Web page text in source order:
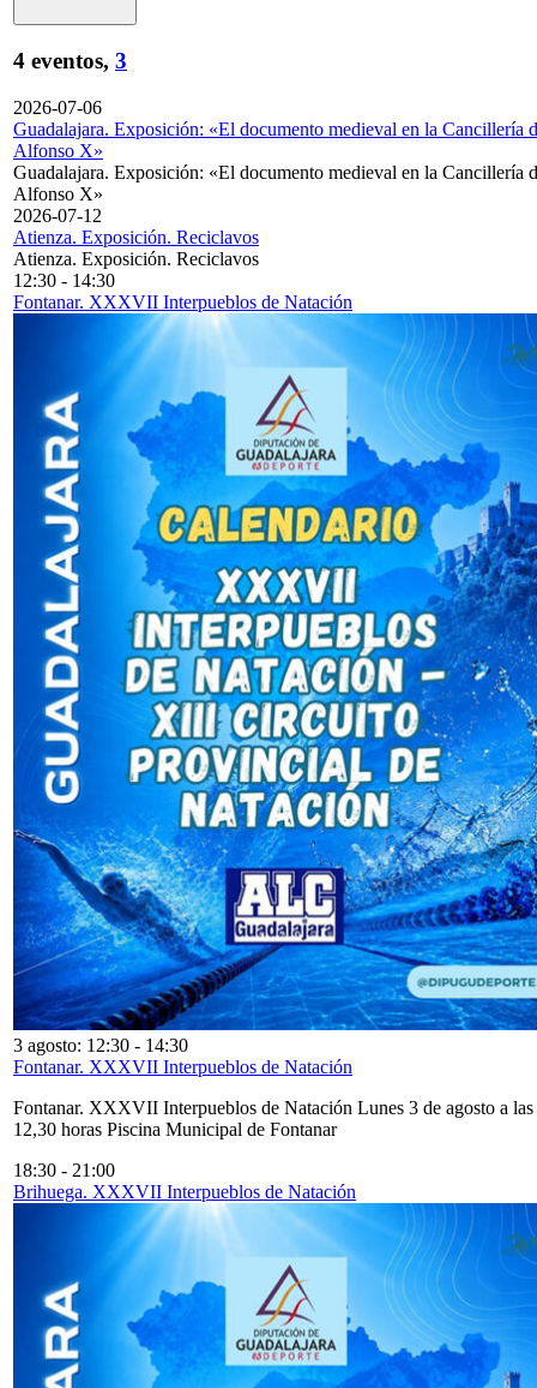
4 eventos, 3
2026-07-06
Guadalajara. Exposición: «El documento medieval en la Cancillería
Alfonso X»
Guadalajara. Exposición: «El documento medieval en la Cancillería
Alfonso X»
2026-07-12
Atienza. Exposición. Reciclavos
Atienza. Exposición. Reciclavos
12:30 - 14:30
Fontanar. XXXVII Interpueblos de Natación
3 agosto: 12:30 - 14:30
Fontanar. XXXVII Interpueblos de Natación
Fontanar. XXXVII Interpueblos de Natación Lunes 3 de agosto a las
12,30 horas Piscina Municipal de Fontanar
18:30 - 21:00
Brihuega. XXXVII Interpueblos de Natación